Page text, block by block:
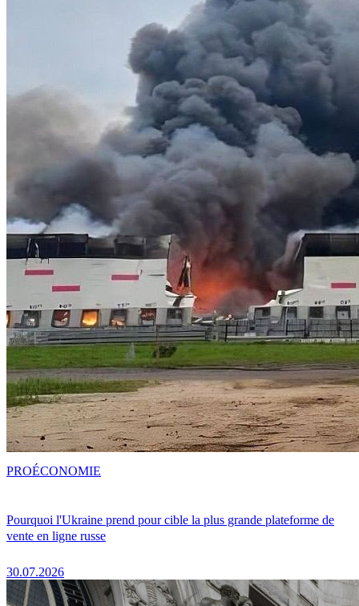
Pourquoi l'Ukraine prend pour cible la plus grande plateforme de
vente en ligne russe
30.07.2026
PROÉCONOMIE